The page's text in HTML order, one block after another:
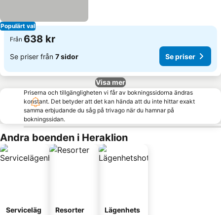
Populärt val
Från 638 kr
Se priser från 7 sidor Se priser
Visa mer
Priserna och tillgängligheten vi får av bokningssidorna ändras
konstant. Det betyder att det kan hända att du inte hittar exakt
samma erbjudande du såg på trivago när du hamnar på
bokningssidan.
Andra boenden i Heraklion
Serviceläg
Resorter
Lägenhets